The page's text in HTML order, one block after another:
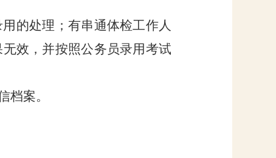
的处理；有串通体检工作人
效，并按照公务员录用考试
档案。